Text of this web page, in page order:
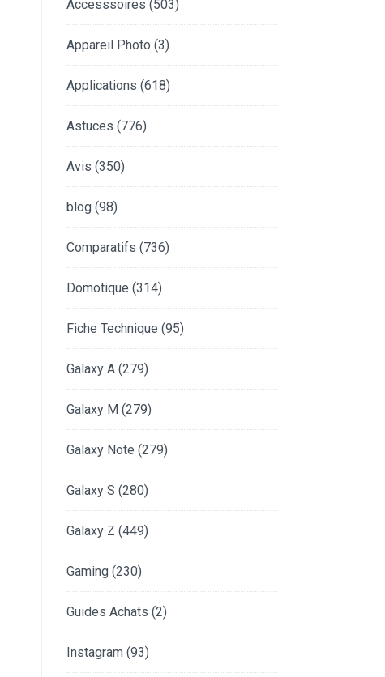
Accesssoires (503)
Appareil Photo (3)
Applications (618)
Astuces (776)
Avis (350)
blog (98)
Comparatifs (736)
Domotique (314)
Fiche Technique (95)
Galaxy A (279)
Galaxy M (279)
Galaxy Note (279)
Galaxy S (280)
Galaxy Z (449)
Gaming (230)
Guides Achats (2)
Instagram (93)